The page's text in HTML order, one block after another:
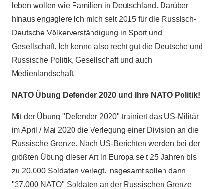
leben wollen wie Familien in Deutschland. Darüber
hinaus engagiere ich mich seit 2015 für die Russisch-
Deutsche Völkerverständigung in Sport und
Gesellschaft. Ich kenne also recht gut die Deutsche und
Russische Politik, Gesellschaft und auch
Medienlandschaft.
NATO Übung Defender 2020 und Ihre NATO Politik!
Mit der Übung "Defender 2020" trainiert das US-Militär
im April / Mai 2020 die Verlegung einer Division an die
Russische Grenze. Nach US-Berichten werden bei der
größten Übung dieser Art in Europa seit 25 Jahren bis
zu 20.000 Soldaten verlegt. Insgesamt sollen dann
"37.000 NATO" Soldaten an der Russischen Grenze